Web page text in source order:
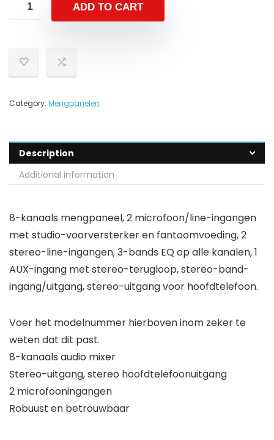
ADD TO CART
Category: Mengpanelen
Description
Additional information
8-kanaals mengpaneel, 2 microfoon/line-ingangen
met studio-voorversterker en fantoomvoeding, 2
stereo-line-ingangen, 3-bands EQ op alle kanalen, 1
AUX-ingang met stereo-terugloop, stereo-band-
ingang/uitgang, stereo-uitgang voor hoofdtelefoon.
Voer het modelnummer hierboven inom zeker te
weten dat dit past.
8-kanaals audio mixer
Stereo-uitgang, stereo hoofdtelefoonuitgang
2 microfooningangen
Robuust en betrouwbaar